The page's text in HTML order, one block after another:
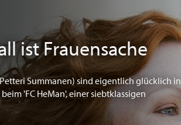
ist Frauensache
Summanen) sind eigentlich glücklich in
'FC HeMan', einer siebtklassigen